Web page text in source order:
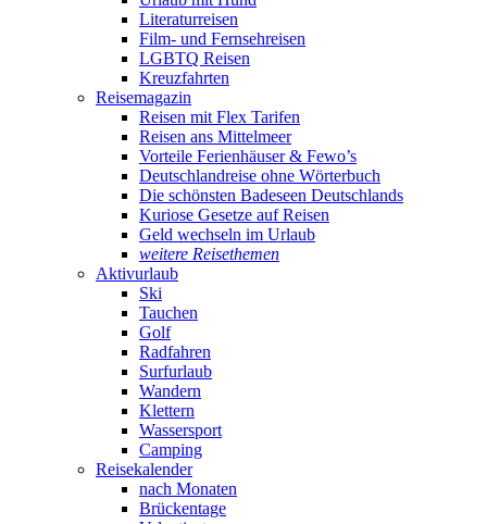
Literaturreisen
Film- und Fernsehreisen
LGBTQ Reisen
Kreuzfahrten
Reisemagazin
Reisen mit Flex Tarifen
Reisen ans Mittelmeer
Vorteile Ferienhäuser & Fewo’s
Deutschlandreise ohne Wörterbuch
Die schönsten Badeseen Deutschlands
Kuriose Gesetze auf Reisen
Geld wechseln im Urlaub
weitere Reisethemen
Aktivurlaub
Ski
Tauchen
Golf
Radfahren
Surfurlaub
Wandern
Klettern
Wassersport
Camping
Reisekalender
nach Monaten
Brückentage